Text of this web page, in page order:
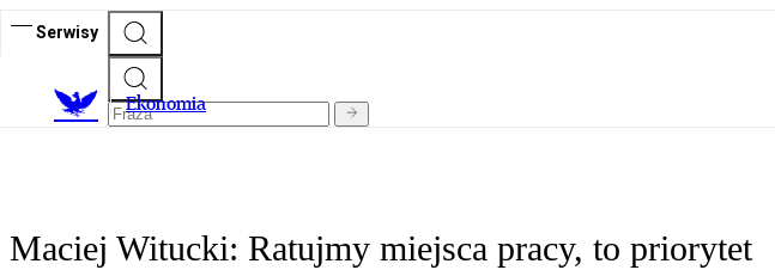
Serwisy
Ekonomia
Maciej Witucki: Ratujmy miejsca pracy, to priorytet